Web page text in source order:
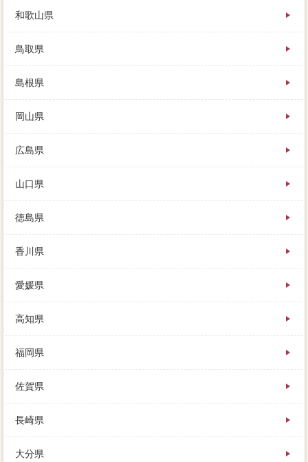
和歌山県
鳥取県
島根県
岡山県
広島県
山口県
徳島県
香川県
愛媛県
高知県
福岡県
佐賀県
長崎県
大分県